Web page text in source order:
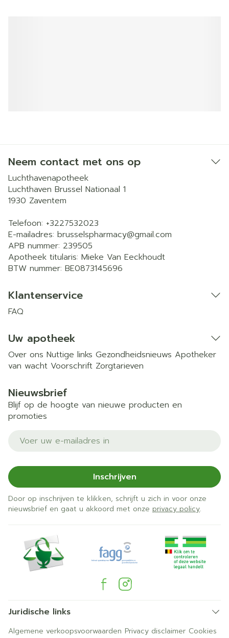
Neem contact met ons op
Luchthavenapotheek
Luchthaven Brussel Nationaal 1
1930 Zaventem
Telefoon: +3227532023
E-mailadres: brusselspharmacy@gmail.com
APB nummer: 239505
Apotheek titularis: Mieke Van Eeckhoudt
BTW nummer: BE0873145696
Klantenservice
FAQ
Uw apotheek
Over ons Nuttige links Gezondheidsnieuws Apotheker
van wacht Voorschrift Zorgtarieven
Nieuwsbrief
Blijf op de hoogte van nieuwe producten en
promoties
Inschrijven
Door op inschrijven te klikken, schrijft u zich in voor onze
nieuwsbrief en gaat u akkoord met onze privacy policy.
Juridische links
Algemene verkoopsvoorwaarden Privacy disclaimer Cookies